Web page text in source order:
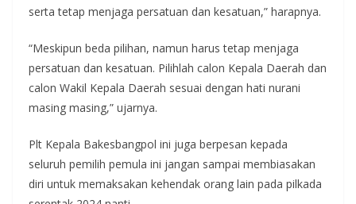
serta tetap menjaga persatuan dan kesatuan,” harapnya.
“Meskipun beda pilihan, namun harus tetap menjaga
persatuan dan kesatuan. Pilihlah calon Kepala Daerah dan
calon Wakil Kepala Daerah sesuai dengan hati nurani
masing masing,” ujarnya.
Plt Kepala Bakesbangpol ini juga berpesan kepada
seluruh pemilih pemula ini jangan sampai membiasakan
diri untuk memaksakan kehendak orang lain pada pilkada